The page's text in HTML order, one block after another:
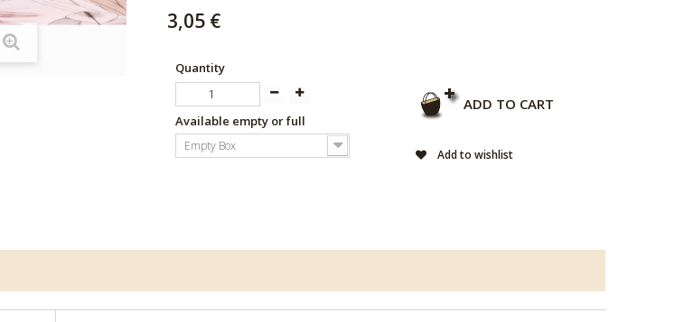
3,05 €
Quantity
Available empty or full
Empty Box
ADD TO CART
Add to wishlist